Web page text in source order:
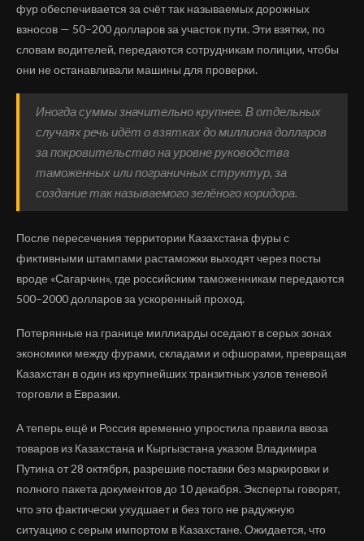
фур обеспечивается за счёт так называемых дорожных
взносов — 50–200 долларов за участок пути. Эти взятки, по
словам водителей, передаются сотрудникам полиции, чтобы
они не останавливали машины для проверки.
Иногда суммы значительно крупнее. В отдельных
случаях речь идёт о взятках до миллиона долларов
за покровительство на уровне руководства
таможенных или пограничных структур, за
создание так называемого зелёного коридора.
После пересечения территории Казахстана фуры с
фиктивными штампами растаможки выходят через посты
вроде «Сагарчин», где российским таможенникам передаются
500–2000 долларов за ускоренный проход.
Потерянные на границе миллиарды оседают в серых зонах
экономики между фурами, складами и офшорами, превращая
Казахстан в один из крупнейших транзитных узлов теневой
торговли в Евразии.
А теперь ещё и Россия временно упростила правила ввоза
товаров из Казахстана и Кыргызстана указом Владимира
Путина от 28 октября, разрешив поставки без маркировки и
полного пакета документов до 10 декабря. Эксперты говорят,
что это фактически ухудшает и без того не радужную
ситуацию с серым импортом в Казахстане. Ожидается, что